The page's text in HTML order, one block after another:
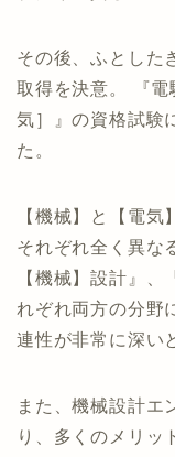
その後、ふとした
取得を決意。 『
気］』の資格試験
た。
【機械】と【電気】
それぞれ全く異な
【機械】設計』
れぞれ両方の分野
連性が非常に深い
また、機械設計エ
り、多くのメリッ